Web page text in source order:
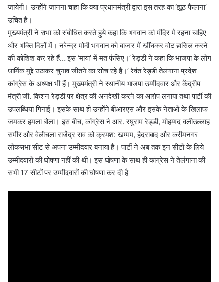
जायेगी। उन्होंने जानना चाहा कि क्या प्रधानमंत्री द्वारा इस तरह का ‘झूठ फैलाना’
उचित है।
मुख्यमंत्री ने सभा को संबोधित करते हुये कहा कि भगवान को मंदिर में रहना चाहिए
और भक्ति दिलों में। नरेन्द्र मोदी भगवान को बाजार में खींचकर वोट हासिल करने
की कोशिश कर रहे हैं… इस ‘माया’ में मत फंसिए।’ रेड्डी ने कहा कि भाजपा के लोग
धार्मिक मुद्दे उठाकर चुनाव जीतने का सोच रहे हैं।’ रेवंत रेड्डी तेलंगाना प्रदेश
कांग्रेस के अध्यक्ष भी हैं। मुख्यमंत्री ने स्थानीय भाजपा उम्मीदवार और केंद्रीय
मंत्री जी. किशन रेड्डी पर क्षेत्र की अनदेखी करने का आरोप लगाया तथा पार्टी की
उपलब्धियां गिनाई। इसके साथ ही उन्होंने बीआरएस और इसके नेताओं के खिलाफ
जमकर हमला बोला। इस बीच, कांग्रेस ने आर. रघुराम रेड्डी, मोहम्मद वलीउल्लाह
समीर और वेलीचला राजेंद्र राव को क्रमश: खम्मम, हैदराबाद और करीमनगर
लोकसभा सीट से अपना उम्मीदवार बनाया है। पार्टी ने अब तक इन सीटों के लिये
उम्मीदवारों की घोषणा नहीं की थी। इस घोषणा के साथ ही कांग्रेस ने तेलंगाना की
सभी 17 सीटों पर उम्मीदवारों की घोषणा कर दी है।